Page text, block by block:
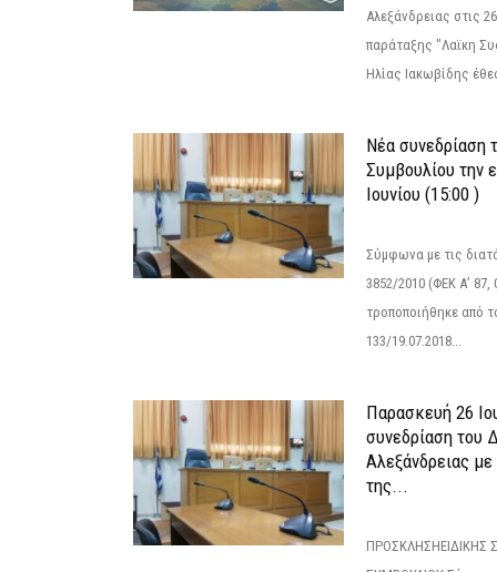
Αλεξάνδρειας στις
παράταξης "Λαϊκη
Ηλίας Ιακωβίδης
Νέα συνεδρίαση
Συμβουλίου την
Ιουνίου (15:00 )
Σύμφωνα με τις
3852/2010 (ΦΕΚ Α’ 87,
τροποποιήθηκε από
133/19.07.2018...
Παρασκευή 26
συνεδρίαση του
Αλεξάνδρειας
της...
ΠΡΟΣΚΛΗΣΗΕΙΔΙΚΗΣ